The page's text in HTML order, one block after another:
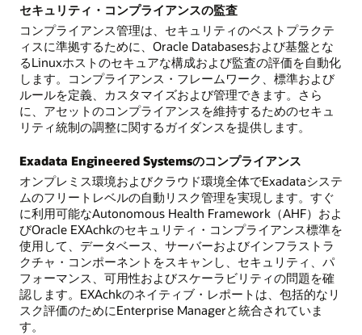
セキュリティ・コンプライアンスの監査
コンプライアンス管理は、セキュリティのベストプラクテ
ィスに準拠するために、Oracle Databasesおよび基盤とな
るLinuxホストのセキュアな構成および監査の評価を自動化
します。コンプライアンス・フレームワーク、標準および
ルールを定義、カスタマイズおよび管理できます。さら
に、アセットのコンプライアンスを維持するためのセキュ
リティ統制の調整に関するガイダンスを提供します。
Exadata Engineered Systemsのコンプライアンス
オンプレミス環境およびクラウド環境全体でExadataシステ
ムのフリートレベルの自動リスク管理を実現します。すぐ
に利用可能なAutonomous Health Framework（AHF）およ
びOracle EXAchkのセキュリティ・コンプライアンス標準を
使用して、データベース、サーバーおよびインフラストラ
クチャ・コンポーネントをスキャンし、セキュリティ、パ
フォーマンス、可用性およびスケーラビリティの問題を確
認します。EXAchkのネイティブ・レポートは、包括的なリ
スク評価のためにEnterprise Managerと統合されていま
す。